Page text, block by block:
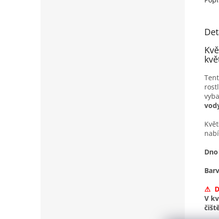
⚠
V